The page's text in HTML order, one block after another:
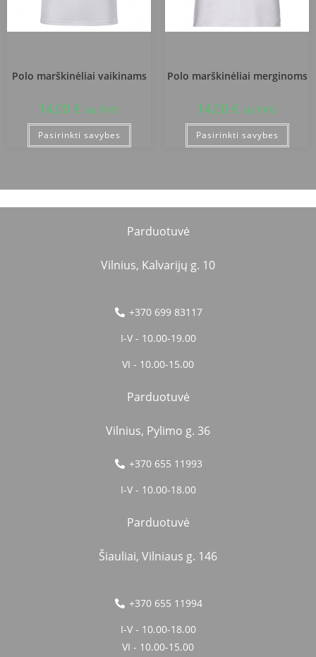
Polo marškinėliai vaikinams
14,00 € su PVM
Pasirinkti savybes
Polo marškinėliai merginoms
14,00 € su PVM
Pasirinkti savybes
Parduotuvė
Vilnius, Kalvarijų g. 10
+370 699 83117
I-V - 10.00-19.00
VI - 10.00-15.00
Parduotuvė
Vilnius, Pylimo g. 36
+370 655 11993
I-V - 10.00-18.00
Parduotuvė
Šiauliai, Vilniaus g. 146
+370 655 11994
I-V - 10.00-18.00
VI - 10.00-15.00